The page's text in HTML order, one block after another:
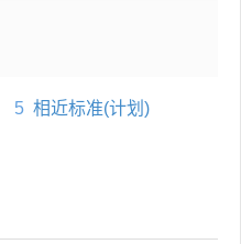
5 相近标准(计划)